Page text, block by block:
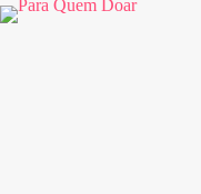
Pular
para